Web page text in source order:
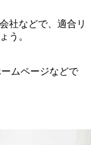
社などで、適合リ
う。
ムページなどで